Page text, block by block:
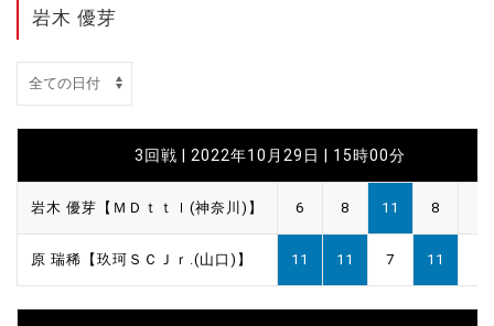
岩木 優芽
3回戦 | 2022年10月29日 | 15時00分
岩木 優芽【ＭＤｔｔｌ(神奈川)】 6 8 11 8
原 瑞稀【玖珂ＳＣＪｒ.(山口)】 11 11 7 11